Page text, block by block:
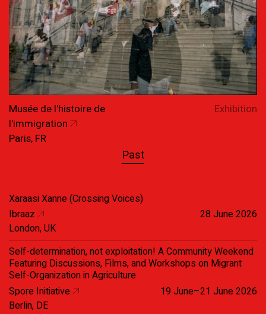
Musée de l'histoire de
l'immigration
Paris, FR
Exhibition
Past
Xaraasi Xanne (Crossing Voices)
Ibraaz
London, UK
28 June 2026
Self-determination, not exploitation! A Community Weekend
Featuring Discussions, Films, and Workshops on Migrant
Self-Organization in Agriculture
Spore Initiative
Berlin, DE
19 June–21 June 2026